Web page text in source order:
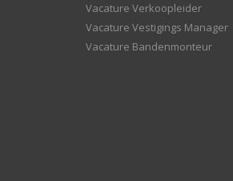
Vacature Verkoopleider
Vacature Vestigings Manager
Vacature Bandenmonteur